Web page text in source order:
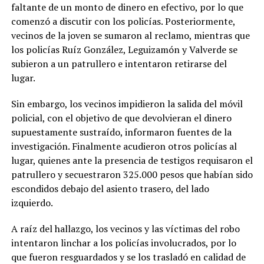
faltante de un monto de dinero en efectivo, por lo que
comenzó a discutir con los policías. Posteriormente,
vecinos de la joven se sumaron al reclamo, mientras que
los policías Ruíz González, Leguizamón y Valverde se
subieron a un patrullero e intentaron retirarse del
lugar.
Sin embargo, los vecinos impidieron la salida del móvil
policial, con el objetivo de que devolvieran el dinero
supuestamente sustraído, informaron fuentes de la
investigación. Finalmente acudieron otros policías al
lugar, quienes ante la presencia de testigos requisaron el
patrullero y secuestraron 325.000 pesos que habían sido
escondidos debajo del asiento trasero, del lado
izquierdo.
A raíz del hallazgo, los vecinos y las víctimas del robo
intentaron linchar a los policías involucrados, por lo
que fueron resguardados y se los trasladó en calidad de